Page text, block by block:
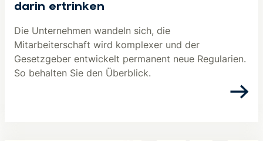
darin ertrinken
Die Unternehmen wandeln sich, die
Mitarbeiterschaft wird komplexer und der
Gesetzgeber entwickelt permanent neue Regularien.
So behalten Sie den Überblick.